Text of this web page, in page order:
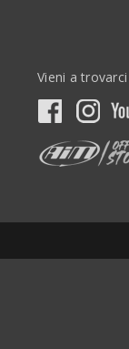
Vieni a